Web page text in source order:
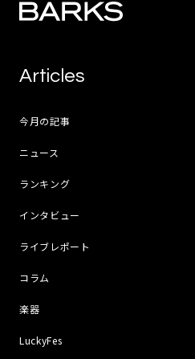
Articles
今月の記事
ニュース
ランキング
インタビュー
ライブレポート
コラム
楽器
LuckyFes